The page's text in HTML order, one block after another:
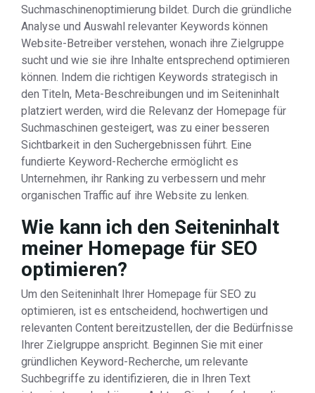
Suchmaschinenoptimierung bildet. Durch die gründliche
Analyse und Auswahl relevanter Keywords können
Website-Betreiber verstehen, wonach ihre Zielgruppe
sucht und wie sie ihre Inhalte entsprechend optimieren
können. Indem die richtigen Keywords strategisch in
den Titeln, Meta-Beschreibungen und im Seiteninhalt
platziert werden, wird die Relevanz der Homepage für
Suchmaschinen gesteigert, was zu einer besseren
Sichtbarkeit in den Suchergebnissen führt. Eine
fundierte Keyword-Recherche ermöglicht es
Unternehmen, ihr Ranking zu verbessern und mehr
organischen Traffic auf ihre Website zu lenken.
Wie kann ich den Seiteninhalt
meiner Homepage für SEO
optimieren?
Um den Seiteninhalt Ihrer Homepage für SEO zu
optimieren, ist es entscheidend, hochwertigen und
relevanten Content bereitzustellen, der die Bedürfnisse
Ihrer Zielgruppe anspricht. Beginnen Sie mit einer
gründlichen Keyword-Recherche, um relevante
Suchbegriffe zu identifizieren, die in Ihren Text